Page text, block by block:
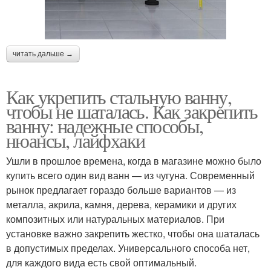
читать дальше →
Как укрепить стальную ванну,
чтобы не шаталась. Как закрепить
ванну: надежные способы,
нюансы, лайфхаки
Ушли в прошлое времена, когда в магазине можно было
купить всего один вид ванн — из чугуна. Современный
рынок предлагает гораздо больше вариантов — из
металла, акрила, камня, дерева, керамики и других
композитных или натуральных материалов. При
установке важно закрепить жестко, чтобы она шаталась
в допустимых пределах. Универсального способа нет,
для каждого вида есть свой оптимальный.